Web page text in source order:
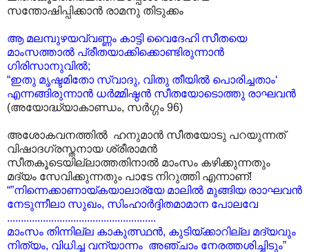
സന്തോഷിപ്പിക്കാൻ രാമനു തിടുക്കം
ആ മലമ്പുഴയവ്വണ്ണം കാട്ടി വൈദേഹി സീതയെ
മാംസത്താൽ പ്രീതയാക്കിക്കൊണ്ടിരുന്നാൻ
ഗിരിസാനുവിൽ;
“ഇതു മൃഷ്ടമിതോ സ്വാദു, വിതു തീയിൽ പൊരിച്ചതാം‘
എന്നങ്ങിരുന്നാൻ ധർമ്മിഷ്ഠൻ സീതയോടൊത്തു രാഘവൻ
(അയോദ്ധ്യാകാണ്ഡം, സർഗ്ഗം 96)
അശോകവനത്തിൽ ഹനുമാൻ സീതയോടു പറയുന്നത്
വിഷാദഗ്രസ്തനായ ശ്രീരാമൻ
സീതകൂടെയില്ലാത്തതിനാൽ മാംസം കഴിക്കുന്നതും
മദ്യം സേവിക്കുന്നതും പാടേ നിറുത്തി എന്നാണ്!
“”നിന്നെക്കാണായ്കയാലാര്യേ മാലിൽ മുങ്ങിയ രാ‍ാഘവൻ
നേടുന്നീലാ സുഖം, സിംഹാർദ്ദിതമാമാന പോലവേ
......................................................
മാംസം തിന്നില്ല കാകുത്സ്ഥൻ, കുടിയ്ക്കാറില്ല മദ്യവും
നിത്യം, വിധിച്ച വന്യാന്നം അഞ്ചാം നേരത്തശിച്ചിടും”